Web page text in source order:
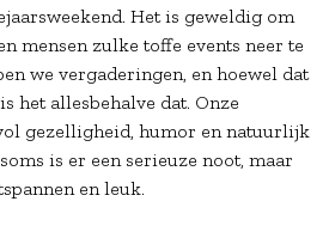
Het is geweldig om
mensen zulke toffe events neer te
we vergaderingen, en hoewel dat
het allesbehalve dat. Onze
gezelligheid, humor en natuurlijk
is er een serieuze noot, maar
en leuk.